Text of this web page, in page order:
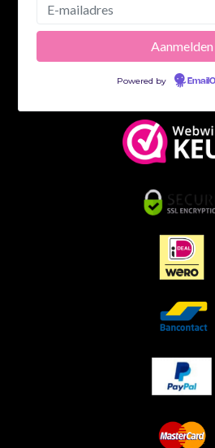
Powered by